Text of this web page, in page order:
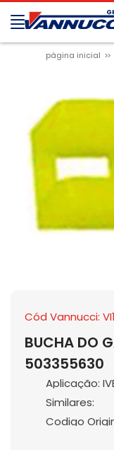
página inicial
Cód Vannucci:
BUCHA DO
503355630
Aplicação:
Similares:
Codigo